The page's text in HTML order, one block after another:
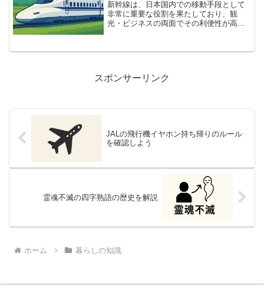
新幹線は、日本国内での移動手段として
非常に重要な役割を果たしており、観
光・ビジネスの両面でその利便性が高く
性化や都市間の交流促進にも大きく貢献
スポンサーリンク
JALの飛行機イヤホン持ち帰りのルール
を確認しよう
霊魂不滅の四字熟語の歴史を解説
ホーム 暮らしの知識